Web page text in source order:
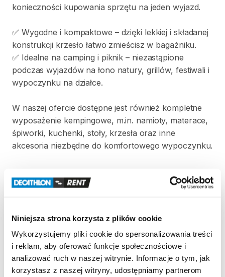
Niniejsza strona korzysta z plików cookie
Wykorzystujemy pliki cookie do spersonalizowania treści
i reklam, aby oferować funkcje społecznościowe i
analizować ruch w naszej witrynie. Informacje o tym, jak
korzystasz z naszej witryny, udostępniamy partnerom
konieczności kupowania sprzętu na jeden wyjazd.
✅ Wygodne i kompaktowe – dzięki lekkiej i składanej
konstrukcji krzesło łatwo zmieścisz w bagażniku.
✅ Idealne na camping i piknik – niezastąpione
podczas wyjazdów na łono natury​,​ grillów​,​ festiwali i
wypoczynku na działce.
W naszej ofercie dostępne jest również kompletne
wyposażenie kempingowe​​​,​ m.in. namioty​,​ materace​​​,​
śpiworki​​​,​ kuchenki​​​,​ stoły​​​,​ krzesła oraz inne
akcesoria niezbędne do komfortowego wypoczynku.
Zasady wypożyczenia
Ten sprzęt sportowy wypożyczany jest przez
wypożyczalnię partnerską. Zapoznaj się z jej
regulaminem wypożyczeń.
Regulamin wypożyczalni